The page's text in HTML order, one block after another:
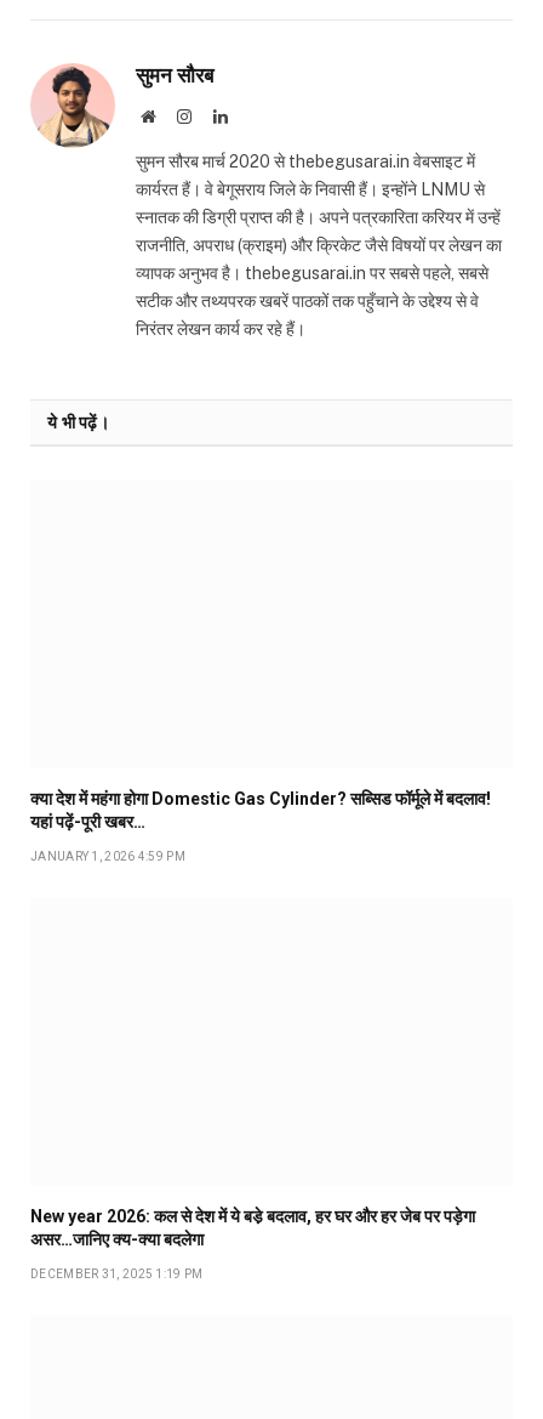
सुमन सौरब
WebsiteInstagramLinkedIn
सुमन सौरब मार्च 2020 से thebegusarai.in वेबसाइट में
कार्यरत हैं। वे बेगूसराय जिले के निवासी हैं। इन्होंने LNMU से
स्नातक की डिग्री प्राप्त की है। अपने पत्रकारिता करियर में उन्हें
राजनीति, अपराध (क्राइम) और क्रिकेट जैसे विषयों पर लेखन का
व्यापक अनुभव है। thebegusarai.in पर सबसे पहले, सबसे
सटीक और तथ्यपरक खबरें पाठकों तक पहुँचाने के उद्देश्य से वे
निरंतर लेखन कार्य कर रहे हैं।
ये भी पढ़ें।
क्या देश में महंगा होगा Domestic Gas Cylinder? सब्सिड फॉर्मूले में बदलाव!
यहां पढ़ें-पूरी खबर…
JANUARY 1, 2026 4:59 PM
New year 2026: कल से देश में ये बडे़ बदलाव, हर घर और हर जेब पर पड़ेगा
असर…जानिए क्य-क्या बदलेगा
DECEMBER 31, 2025 1:19 PM